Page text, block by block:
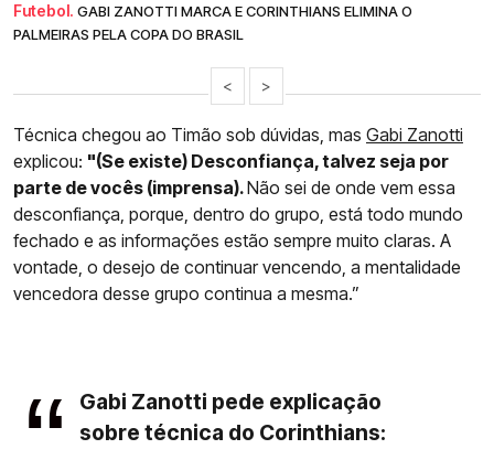
Futebol. GABI ZANOTTI MARCA E CORINTHIANS ELIMINA O
PALMEIRAS PELA COPA DO BRASIL
< >
Técnica chegou ao Timão sob dúvidas, mas Gabi Zanotti
explicou: "(Se existe) Desconfiança, talvez seja por
parte de vocês (imprensa).Não sei de onde vem essa
desconfiança, porque, dentro do grupo, está todo mundo
fechado e as informações estão sempre muito claras. A
vontade, o desejo de continuar vencendo, a mentalidade
vencedora desse grupo continua a mesma.”
Gabi Zanotti pede explicação
sobre técnica do Corinthians: